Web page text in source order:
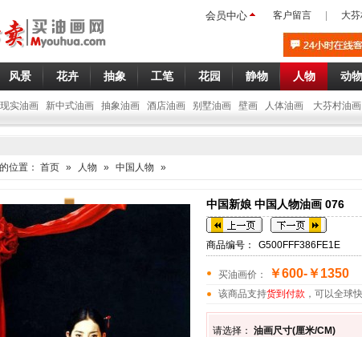
会员中心 客户留言 大
风景 花卉 抽象 工笔 花园 静物 人物 动物
实油画 新中式油画 抽象油画 酒店油画 别墅油画 壁画 人体油画 大芬村油画
位置： 首页 » 人物 » 中国人物 »
中国新娘 中国人物油画 076
商品编号： G500FFF386FE1E
买油画价： ￥600-￥1350
该商品支持货到付款 ，可以全球
请选择： 油画尺寸(厘米/CM)